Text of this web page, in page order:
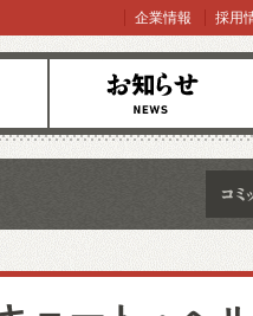
お知らせ
企業情報 採用